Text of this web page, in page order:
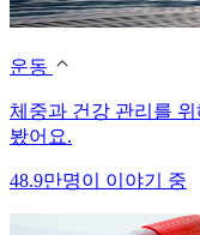
운동
체중과 건강 관리를
봤어요.
48.9만명이 이야기 중